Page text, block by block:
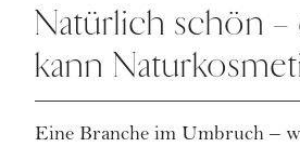
Natürlich schön –
kann
Eine Branche im Umbruch –